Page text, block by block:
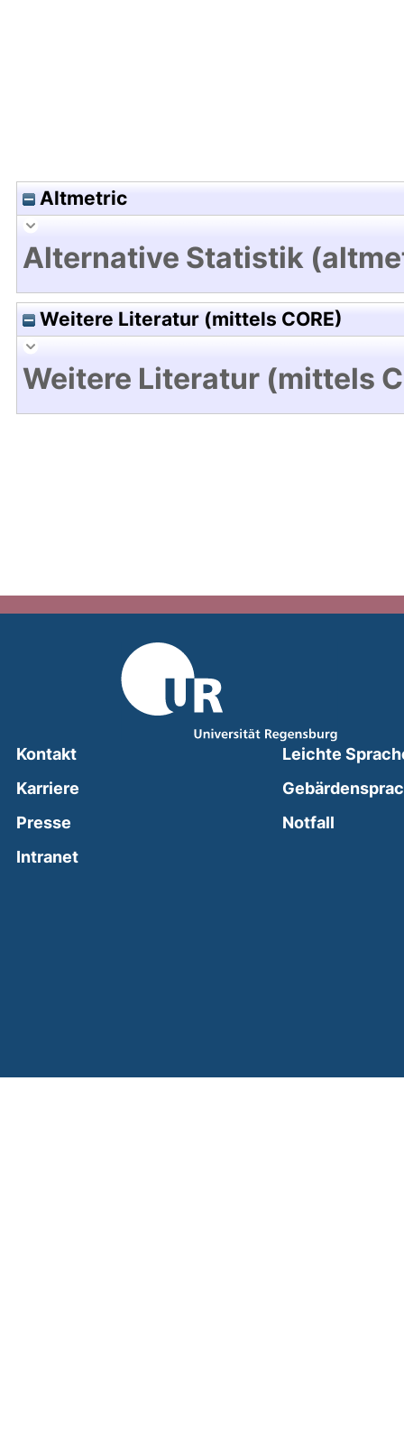
Altmetric
Alternative Statistik
Weitere Literatur (mittels CORE)
Weitere Literatur (mittels
Kontakt
Karriere
Presse
Intranet(external link, opens in a new window)
Leichte
Notfall